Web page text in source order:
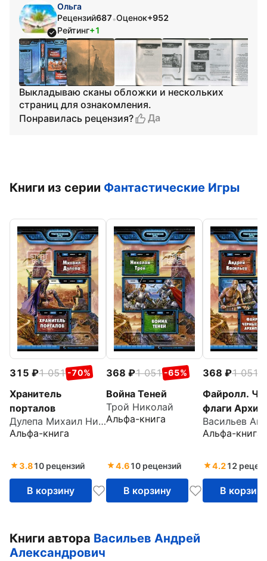
Ольга
Рецензий687•Оценок+952
Рейтинг+1
Выкладываю сканы обложки и нескольких
страниц для ознакомления.
Понравилась рецензия?
Да
Книги из серии Фантастические Игры
315 1 051 -70%
Хранитель
порталов
Дулепа Михаил Николаевич
Альфа-книга
3.810 рецензий
В корзину
368 1 051 -65%
Война Теней
Трой Николай
Альфа-книга
4.610 рецензий
В корзину
368 1 051
Файролл.
флаги
Альфа-книга
4.212
В корзину
Книги автора Васильев Андрей
Александрович